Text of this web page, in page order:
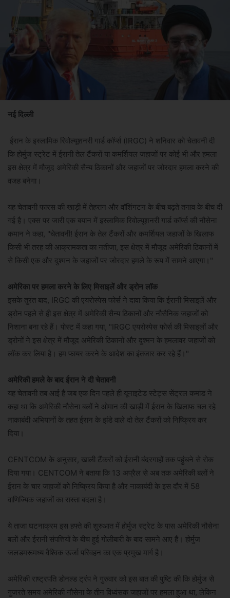
नई दिल्ली
ईरान के इस्लामिक रिवोल्यूशनरी गार्ड कॉर्प्स (IRGC) ने शनिवार को चेतावनी दी
कि होर्मुज स्ट्रेट में ईरानी तेल टैंकरों या कमर्शियल जहाजों पर कोई भी और हमला
इस क्षेत्र में मौजूद अमेरिकी सैन्य ठिकानों और जहाजों पर जोरदार हमला करने की
वजह बनेगा।
यह चेतावनी फारस की खाड़ी में तेहरान और वॉशिंगटन के बीच बढ़ते तनाव के बीच दी
गई है। एक्स पर जारी एक बयान में इस्लामिक रिवोल्यूशनरी गार्ड कॉर्प्स की नौसेना
कमान ने कहा, "चेतावनी! ईरान के तेल टैंकरों और कमर्शियल जहाजों के खिलाफ
किसी भी तरह की आक्रामकता का नतीजा, इस क्षेत्र में मौजूद अमेरिकी ठिकानों में
से किसी एक और दुश्मन के जहाजों पर जोरदार हमले के रूप में सामने आएगा।"
अमेरिका पर हमला करने के लिए मिसाइलें और ड्रोन लॉक
इसके तुरंत बाद, IRGC की एयरोस्पेस फोर्स ने दावा किया कि ईरानी मिसाइलें और
ड्रोन पहले से ही इस क्षेत्र में अमेरिकी सैन्य ठिकानों और नौसैनिक जहाजों को
निशाना बना रहे हैं। पोस्ट में कहा गया, "IRGC एयरोस्पेस फोर्स की मिसाइलों और
ड्रोनों ने इस क्षेत्र में मौजूद अमेरिकी ठिकानों और दुश्मन के हमलावर जहाजों को
लॉक कर लिया है। हम फायर करने के आदेश का इंतजार कर रहे हैं।"
अमेरिकी हमले के बाद ईरान ने दी चेतावनी
यह चेतावनी तब आई है जब एक दिन पहले ही यूनाइटेड स्टेट्स सेंट्रल कमांड ने
कहा था कि अमेरिकी नौसेना बलों ने ओमान की खाड़ी में ईरान के खिलाफ चल रहे
नाकाबंदी अभियानों के तहत ईरान के झंडे वाले दो तेल टैंकरों को निष्क्रिय कर
दिया।
CENTCOM के अनुसार, खाली टैंकरों को ईरानी बंदरगाहों तक पहुंचने से रोक
दिया गया। CENTCOM ने बताया कि 13 अप्रैल से अब तक अमेरिकी बलों ने
ईरान के चार जहाजों को निष्क्रिय किया है और नाकाबंदी के इस दौर में 58
वाणिज्यिक जहाजों का रास्ता बदला है।
ये ताजा घटनाक्रम इस हफ्ते की शुरुआत में होर्मुज स्ट्रेट के पास अमेरिकी नौसेना
बलों और ईरानी संपत्तियों के बीच हुई गोलीबारी के बाद सामने आए हैं। होर्मुज
जलडमरूमध्य वैश्विक ऊर्जा परिवहन का एक प्रमुख मार्ग है।
अमेरिकी राष्ट्रपति डोनल्ड ट्रंप ने गुरुवार को इस बात की पुष्टि की कि होर्मुज से
गुजरते समय अमेरिकी नौसेना के तीन विध्वंसक जहाजों पर हमला हुआ था, लेकिन